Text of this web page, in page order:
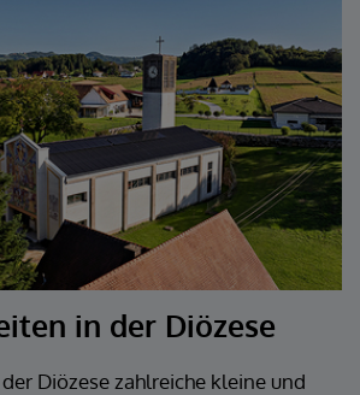
in der Diözese
Diözese zahlreiche kleine und